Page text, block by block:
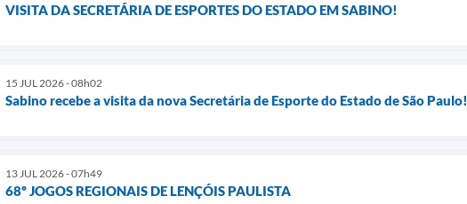
VISITA DA SECRETÁRIA DE ESPORTES DO ESTADO EM SABINO!
15 JUL 2026 - 08h02
Sabino recebe a visita da nova Secretária de Esporte do Estado de São Paulo!
13 JUL 2026 - 07h49
68º JOGOS REGIONAIS DE LENÇÓIS PAULISTA